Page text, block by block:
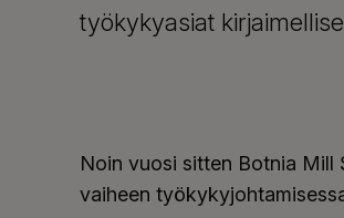
työkykyasiat
Noin vuosi sitten Botnia Mill
vaiheen